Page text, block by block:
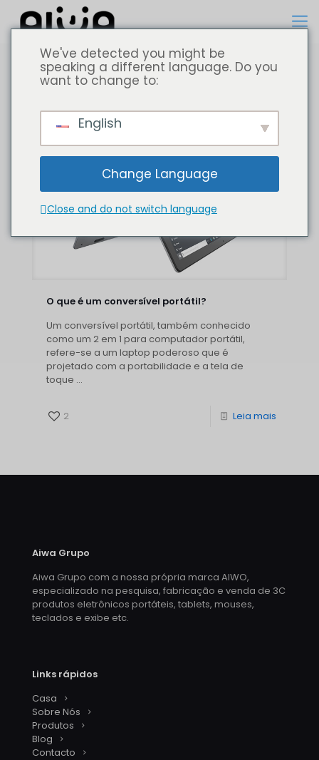
Todos Computador portátil
O que é um conversível portátil?
Um conversível portátil, também conhecido
como um 2 em 1 para computador portátil,
refere-se a um laptop poderoso que é
projetado com a portabilidade e a tela de
toque ...
2 Leia mais
Aiwa Grupo
Aiwa Grupo com a nossa própria marca AIWO,
especializado na pesquisa, fabricação e venda de 3C
produtos eletrônicos portáteis, tablets, mouses,
teclados e exibe etc.
Links rápidos
Casa
Sobre Nós
Produtos
Blog
Contacto
We've detected you might be
speaking a different language. Do you
want to change to:
English
Change Language
Close and do not switch language